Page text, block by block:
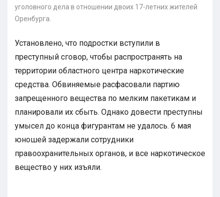
уголовного дела в отношении двоих 17-летних жителей
Оренбурга.
Установлено, что подростки вступили в
преступный сговор, чтобы распространять на
территории областного центра наркотические
средства. Обвиняемые расфасовали партию
запрещенного вещества по мелким пакетикам и
планировали их сбыть. Однако довести преступны
умысел до конца фигурантам не удалось. 6 мая
юношей задержали сотрудники
правоохранительных органов, и все наркотическое
вещество у них изъяли.